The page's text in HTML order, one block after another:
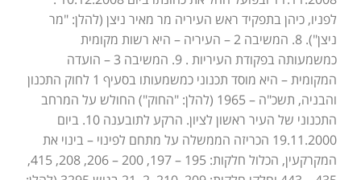
לפניו, כיהן בתפקיד ראש העיריה מר מאיר ניצן (להלן: "מר
ניצן"). 8. המשיבה 2 – העיריה – היא רשות מקומית
כמשמעותה בפקודת העיריות . 9. המשיבה 3 – הועדה
המקומית – היא מוסד תכנוני כמשמעותו בסעיף 1 לחוק התכנון
והבניה, תשכ"ה – 1965 (להלן: "החוק") החולש על המרחב
התכנוני של העיר ראשון לציון. הרקע לתובענה 10. ביום
19.11.2000 הכריזה הממשלה על מתחם לפינוי – בינוי את
המקרקעין, הכלול חלקות: 195 – 197, 200 – 206, 208, 415,